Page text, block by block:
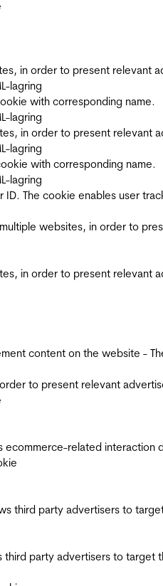
in order to present relevant
lagring
with corresponding name.
lagring
in order to present relevant
lagring
with corresponding name.
lagring
The cookie enables user
websites, in order to
in order to present relevant
content on the website -
to present relevant
related
third party advertisers to
party advertisers to